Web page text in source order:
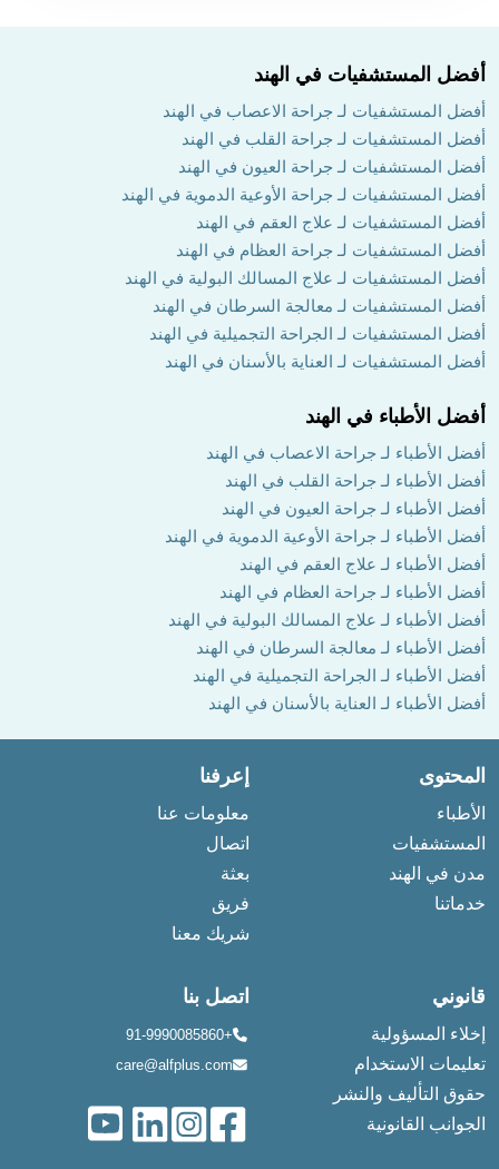
أفضل المستشفيات في الهند
أفضل المستشفيات لـ جراحة الاعصاب في الهند
أفضل المستشفيات لـ جراحة القلب في الهند
أفضل المستشفيات لـ جراحة العيون في الهند
أفضل المستشفيات لـ جراحة الأوعية الدموية في الهند
أفضل المستشفيات لـ علاج العقم في الهند
أفضل المستشفيات لـ جراحة العظام في الهند
أفضل المستشفيات لـ علاج المسالك البولية في الهند
أفضل المستشفيات لـ معالجة السرطان في الهند
أفضل المستشفيات لـ الجراحة التجميلية في الهند
أفضل المستشفيات لـ العناية بالأسنان في الهند
أفضل الأطباء في الهند
أفضل الأطباء لـ جراحة الاعصاب في الهند
أفضل الأطباء لـ جراحة القلب في الهند
أفضل الأطباء لـ جراحة العيون في الهند
أفضل الأطباء لـ جراحة الأوعية الدموية في الهند
أفضل الأطباء لـ علاج العقم في الهند
أفضل الأطباء لـ جراحة العظام في الهند
أفضل الأطباء لـ علاج المسالك البولية في الهند
أفضل الأطباء لـ معالجة السرطان في الهند
أفضل الأطباء لـ الجراحة التجميلية في الهند
أفضل الأطباء لـ العناية بالأسنان في الهند
المحتوى
الأطباء
المستشفيات
مدن في الهند
خدماتنا
إعرفنا
معلومات عنا
اتصال
بعثة
فريق
شريك معنا
قانوني
إخلاء المسؤولية
تعليمات الاستخدام
حقوق التأليف والنشر
الجوانب القانونية
اتصل بنا
+91-9990085860
care@alfplus.com